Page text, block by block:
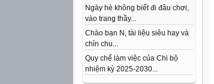
Ngày hè không biết đi đâu chơi,
vào trang thầy...
Chào bạn N, tài liệu siêu hay và
chỉn chu...
Quy chế làm việc của Chi bộ
nhiệm kỳ 2025-2030...